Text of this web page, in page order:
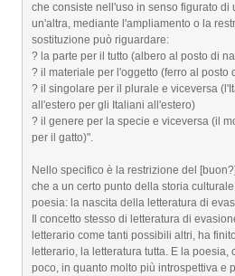
che consiste nell'uso in senso figurato di
un'altra, mediante l'ampliamento o la
sostituzione può riguardare:
? la parte per il tutto (albero al posto di
? il materiale per l'oggetto (ferro al posto
? il singolare per il plurale e viceversa
all'estero per gli Italiani all'estero)
? il genere per la specie e viceversa (il
per il gatto)".
Nello specifico è la restrizione del
che a un certo punto della storia
poesia: la nascita della letteratura di
Il concetto stesso di letteratura di
letterario come tanti possibili altri, ha
letterario, la letteratura tutta. E la poesia,
poco, in quanto molto più introspettiva e